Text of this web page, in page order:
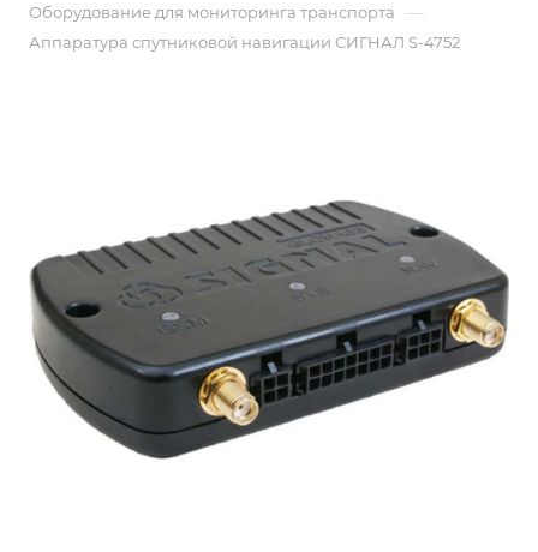
Оборудование для мониторинга транспорта —
Аппаратура спутниковой навигации СИГНАЛ S-4752